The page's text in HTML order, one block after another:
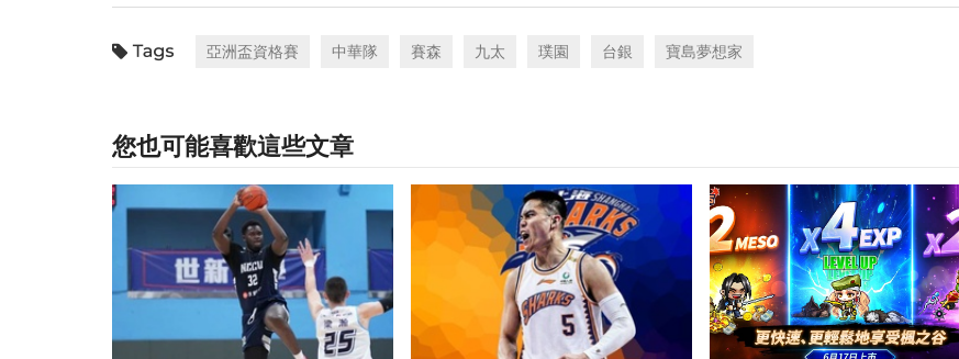
亞洲盃資格賽 中華隊 賽森 九太 璞園 台銀 寶島夢想家
您也可能喜歡這些文章